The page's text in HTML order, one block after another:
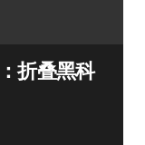
折叠黑科